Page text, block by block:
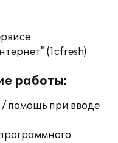
(1cfresh)
работы:
/ помощь при вводе